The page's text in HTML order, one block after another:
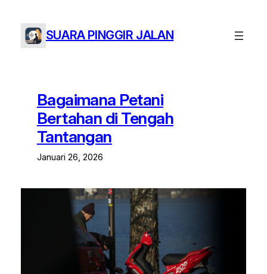
konten
SUARA PINGGIR JALAN
Bagaimana Petani
Bertahan di Tengah
Tantangan
Januari 26, 2026